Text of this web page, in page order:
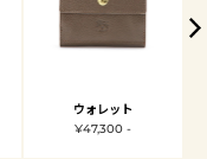
ウォレット
¥47,300 -